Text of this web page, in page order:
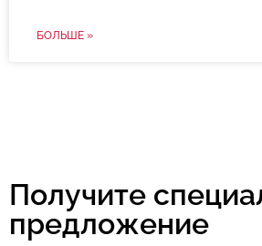
БОЛЬШЕ »
Получите
предложение